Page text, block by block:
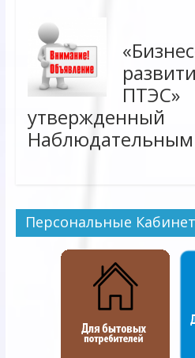
ПТЭС»
утвержденный
Наблюдательным
Персональные